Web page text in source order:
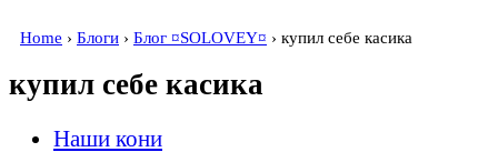
Home › Блоги › Блог ¤SOLOVEY¤ › купил себе касика
купил себе касика
Наши кони